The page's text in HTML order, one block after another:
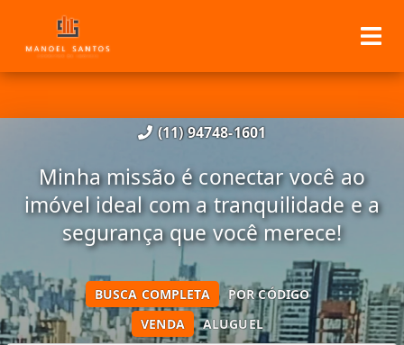
(11) 94748-1601
Minha missão é conectar você ao
imóvel ideal com a tranquilidade e a
segurança que você merece!
VENDA ALUGUEL
BUSCA COMPLETA POR CÓDIGO